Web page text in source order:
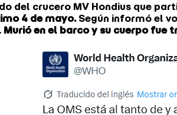
del crucero MV Hondius que
4 de mayo.Según informó el
Murió en el barco y su cuerpo fue